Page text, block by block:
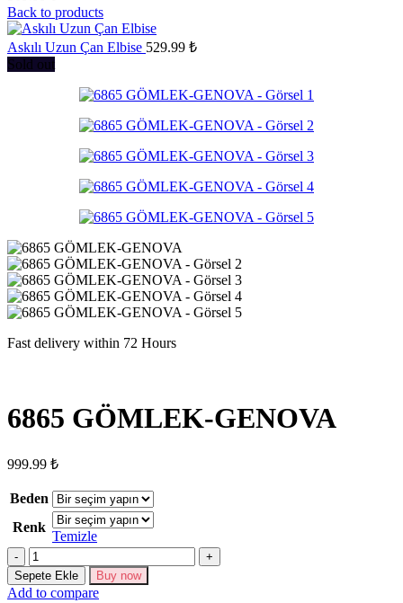
Back to products
Askılı Uzun Çan Elbise 529.99 ₺
Sold out
Fast delivery within 72 Hours
6865 GÖMLEK-GENOVA
999.99 ₺
Beden
Renk
Temizle
6865
GÖMLEK-
GENOVA
Sepete Ekle Buy now
Add to compare